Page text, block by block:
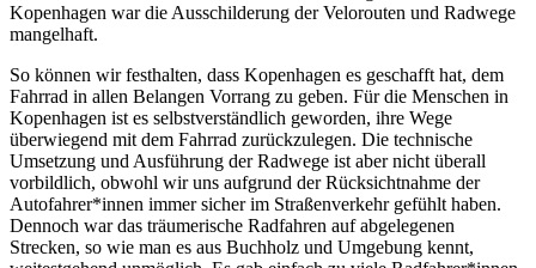
Kopenhagen war die Ausschilderung der Velorouten und Radwege
mangelhaft.
So können wir festhalten, dass Kopenhagen es geschafft hat, dem
Fahrrad in allen Belangen Vorrang zu geben. Für die Menschen in
Kopenhagen ist es selbstverständlich geworden, ihre Wege
überwiegend mit dem Fahrrad zurückzulegen. Die technische
Umsetzung und Ausführung der Radwege ist aber nicht überall
vorbildlich, obwohl wir uns aufgrund der Rücksichtnahme der
Autofahrer*innen immer sicher im Straßenverkehr gefühlt haben.
Dennoch war das träumerische Radfahren auf abgelegenen
Strecken, so wie man es aus Buchholz und Umgebung kennt,